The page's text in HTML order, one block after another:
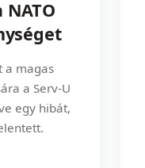
a magas
a Serv-U
egy hibát,